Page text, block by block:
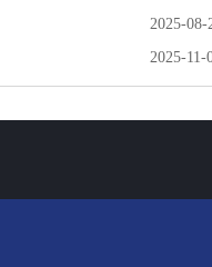
2025-08-
2025-11-